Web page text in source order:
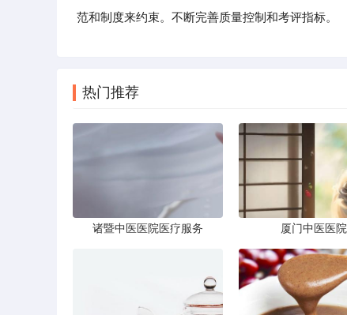
范和制度来约束。不断完善质量控制和考评指标。
热门推荐
诸暨中医医院医疗服务 厦门中医医院